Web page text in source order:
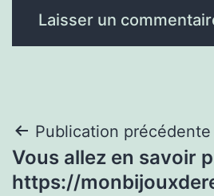
Navigation
de
Publication précédente
Vous allez en savoir
https://